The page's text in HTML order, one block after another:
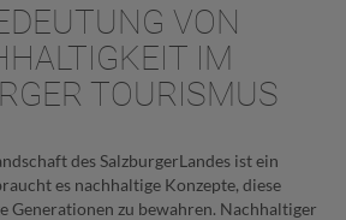
VON
IM
TOURISMUS
des SalzburgerLandes ist ein
es nachhaltige Konzepte, diese
Generationen zu bewahren. Nachhaltiger